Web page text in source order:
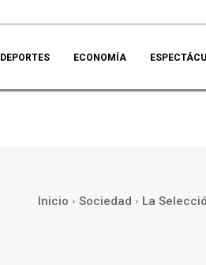
DEPORTES ECONOMÍA
Inicio Sociedad La